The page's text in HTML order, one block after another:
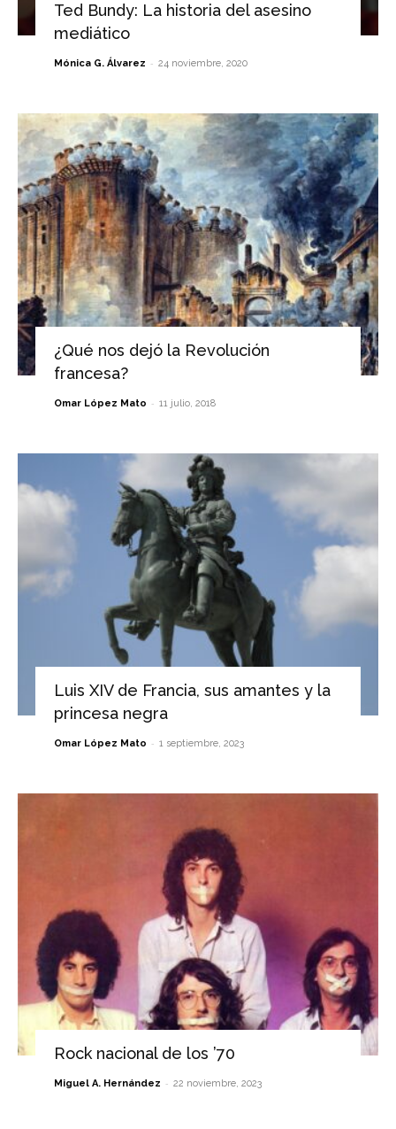
Ted Bundy: La historia del asesino
mediático
Mónica G. Álvarez - 24 noviembre, 2020
¿Qué nos dejó la Revolución
francesa?
Omar López Mato - 11 julio, 2018
Luis XIV de Francia, sus amantes y la
princesa negra
Omar López Mato - 1 septiembre, 2023
Rock nacional de los ’70
Miguel A. Hernández - 22 noviembre, 2023